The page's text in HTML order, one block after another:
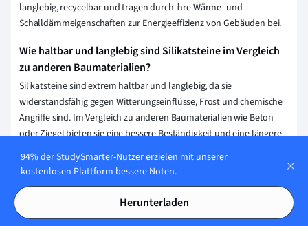
langlebig, recycelbar und tragen durch ihre Wärme- und
Schalldämmeigenschaften zur Energieeffizienz von Gebäuden bei.
Wie haltbar und langlebig sind Silikatsteine im Vergleich
zu anderen Baumaterialien?
Silikatsteine sind extrem haltbar und langlebig, da sie
widerstandsfähig gegen Witterungseinflüsse, Frost und chemische
Angriffe sind. Im Vergleich zu anderen Baumaterialien wie Beton
oder Ziegel bieten sie eine bessere Beständigkeit und eine längere
Lebensdauer. Zudem sind sie wartungsarm und behalten ihre
Struktur über Jahrzehnte hinweg.
Erklärung speichern
94% der StudySmarter-Nutzer erzielen mit unserer
kostenlosen Plattform bessere Noten.
Herunterladen